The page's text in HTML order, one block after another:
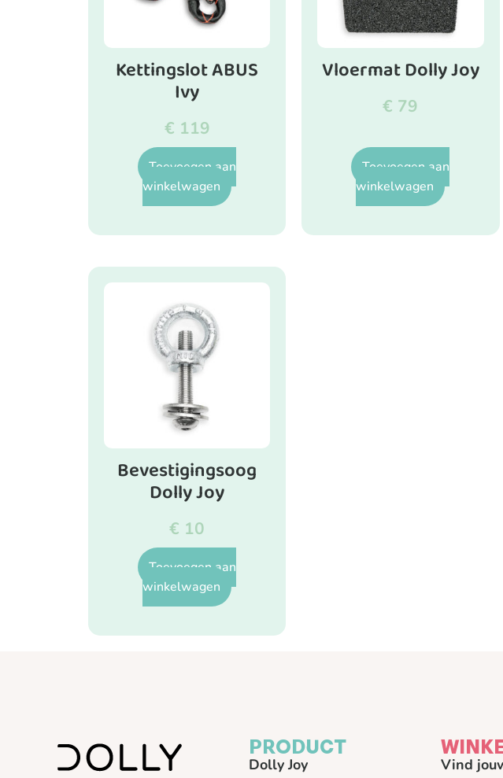
Kettingslot ABUS
Ivy
€ 119
Toevoegen aan
winkelwagen
Vloermat Dolly Joy
€ 79
Toevoegen aan
winkelwagen
Bevestigingsoog
Dolly Joy
€ 10
Toevoegen aan
winkelwagen
PRODUCT
Dolly Joy Vind